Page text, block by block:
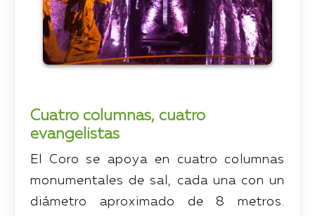
Cuatro columnas, cuatro
evangelistas
El Coro se apoya en cuatro columnas
monumentales de sal, cada una con un
diámetro aproximado de 8 metros.